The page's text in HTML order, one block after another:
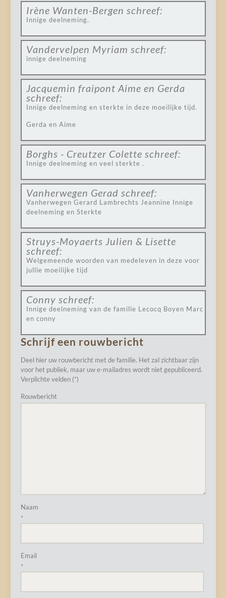
Irène Wanten-Bergen schreef:
Innige deelneming.
Vandervelpen Myriam schreef:
innige deelneming
Jacquemin fraipont Aime en Gerda
schreef:
Innige deelneming en sterkte in deze moeilijke tijd.
Gerda en Aime
Borghs - Creutzer Colette schreef:
Innige deelneming en veel sterkte .
Vanherwegen Gerad schreef:
Vanherwegen Gerard Lambrechts Jeannine Innige
deelneming en Sterkte
Struys-Moyaerts Julien & Lisette
schreef:
Welgemeende woorden van medeleven in deze voor
jullie moeilijke tijd
Conny schreef:
Innige deelneming van de familie Lecocq Boyen Marc
en conny
Schrijf een rouwbericht
Deel hier uw rouwbericht met de familie. Het zal zichtbaar zijn
voor het publiek, maar uw e-mailadres wordt niet gepubliceerd.
Verplichte velden (*)
Rouwbericht
Naam
*
Email
*